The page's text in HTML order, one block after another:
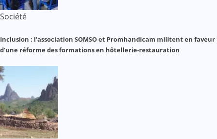
Société
Inclusion : l’association SOMSO et Promhandicam militent en faveur
d’une réforme des formations en hôtellerie-restauration